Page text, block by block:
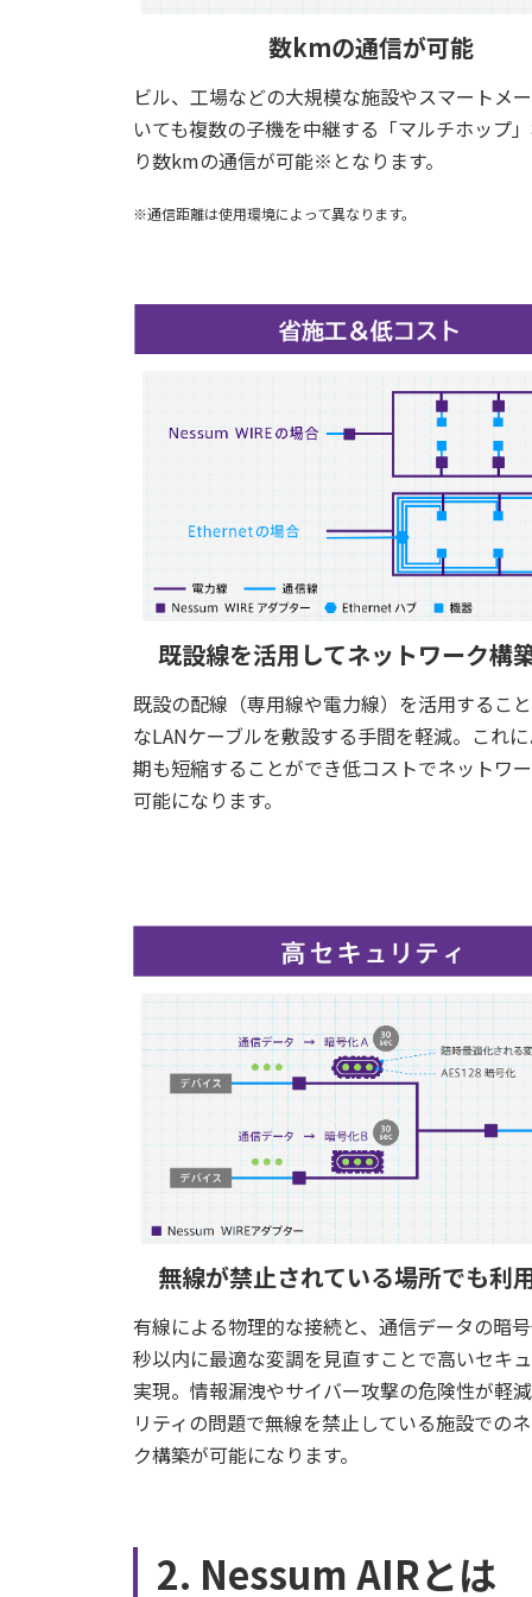
数kmの通信が可能
ビル、工場などの大規模な施設やスマートメ
いても複数の子機を中継する「マルチホップ
り数kmの通信が可能※となります。
※通信距離は使用環境によって異なります。
既設線を活用してネットワーク構
既設の配線（専用線や電力線）を活用するこ
なLANケーブルを敷設する手間を軽減。これ
期も短縮することができ低コストでネットワ
可能になります。
無線が禁止されている場所でも利
有線による物理的な接続と、通信データの暗
秒以内に最適な変調を見直すことで高いセキ
実現。情報漏洩やサイバー攻撃の危険性が軽
リティの問題で無線を禁止している施設での
ク構築が可能になります。
2. Nessum AIRとは